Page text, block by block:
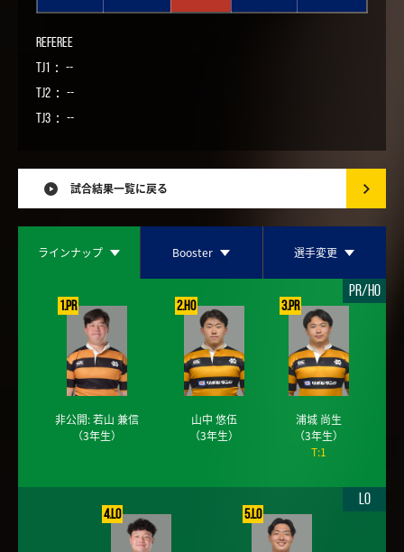
Referee
TJ1： --
TJ2： --
TJ3： --
試合結果一覧に戻る
ラインナップ Booster 選手変更
1.PR
非公開: 若山 兼信
（3年生）
2.HO
山中 悠伍
（3年生）
3.PR
浦城 尚生
（3年生）
T:1
PR/HO
4.LO 5.LO
LO